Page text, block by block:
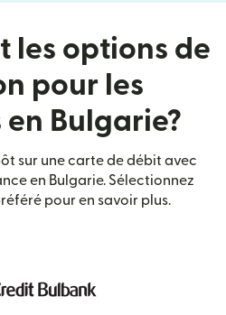
les options de
pour les
Bulgarie?
sur une carte de débit avec
en Bulgarie. Sélectionnez
pour en savoir plus.